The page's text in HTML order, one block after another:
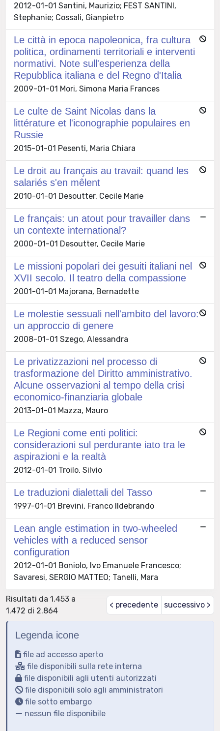
2012-01-01 Santini, Maurizio; FEST SANTINI,
Stephanie; Cossali, Gianpietro
Le città in epoca napoleonica, fra cultura
politica, ordinamenti territoriali e interventi
normativi. Note sull'esperienza della
Repubblica italiana e del Regno d'Italia
2009-01-01 Mori, Simona Maria Frances
Le culte de Saint Nicolas dans la
littérature et l'iconographie populaires en
Russie
2015-01-01 Pesenti, Maria Chiara
Le droit au français au travail: quand les
salariés s'en mêlent
2010-01-01 Desoutter, Cecile Marie
Le français: un atout pour travailler dans
un contexte international?
2000-01-01 Desoutter, Cecile Marie
Le missioni popolari dei gesuiti italiani nel
XVII secolo. Il teatro della compassione
2001-01-01 Majorana, Bernadette
Le molestie sessuali nell'ambito del lavoro:
un approccio di genere
2008-01-01 Szego, Alessandra
Le privatizzazioni nel processo di
trasformazione del Diritto amministrativo.
Alcune osservazioni al tempo della crisi
economico-finanziaria globale
2013-01-01 Mazza, Mauro
Le Regioni come enti politici:
considerazioni sul perdurante iato tra le
aspirazioni e la realtà
2012-01-01 Troilo, Silvio
Le traduzioni dialettali del Tasso
1997-01-01 Brevini, Franco Ildebrando
Lean angle estimation in two-wheeled
vehicles with a reduced sensor
configuration
2012-01-01 Boniolo, Ivo Emanuele Francesco;
Savaresi, SERGIO MATTEO; Tanelli, Mara
Risultati da 1.453 a
1.472 di 2.864
< precedente successivo >
Legenda icone
file ad accesso aperto
file disponibili sulla rete interna
file disponibili agli utenti autorizzati
file disponibili solo agli amministratori
file sotto embargo
nessun file disponibile